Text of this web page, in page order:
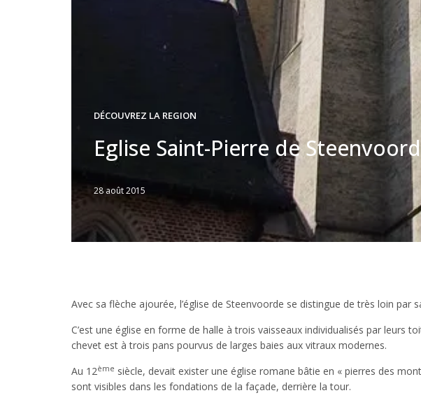
DÉCOUVREZ LA REGION
Eglise Saint-Pierre de
Written
JFLANDRIN
28 août 2015
Avec sa flèche ajourée, l’église de Steenvoorde se distingue de très loin par
C’est une église en forme de halle à trois vaisseaux individualisés par leurs
chevet est à trois pans pourvus de larges baies aux vitraux modernes.
Au 12ème siècle, devait exister une église romane bâtie en « pierres des
sont visibles dans les fondations de la façade, derrière la tour.